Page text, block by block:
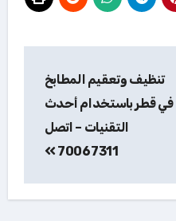
تنظيف وتعقيم المطابخ
في قطر باستخدام أحدث
التقنيات – اتصل
70067311